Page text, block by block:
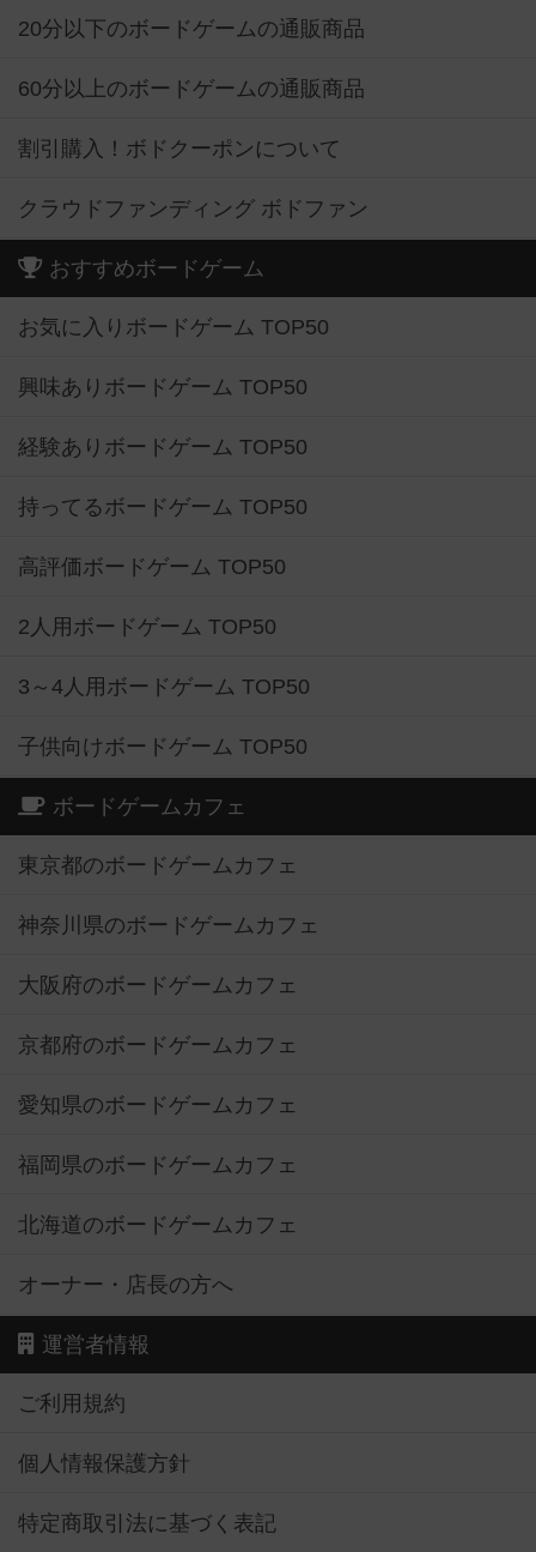
20分以下のボードゲームの通販商品
60分以上のボードゲームの通販商品
割引購入！ボドクーポンについて
クラウドファンディング ボドファン
おすすめボードゲーム
お気に入りボードゲーム TOP50
興味ありボードゲーム TOP50
経験ありボードゲーム TOP50
持ってるボードゲーム TOP50
高評価ボードゲーム TOP50
2人用ボードゲーム TOP50
3～4人用ボードゲーム TOP50
子供向けボードゲーム TOP50
ボードゲームカフェ
東京都のボードゲームカフェ
神奈川県のボードゲームカフェ
大阪府のボードゲームカフェ
京都府のボードゲームカフェ
愛知県のボードゲームカフェ
福岡県のボードゲームカフェ
北海道のボードゲームカフェ
オーナー・店長の方へ
運営者情報
ご利用規約
個人情報保護方針
特定商取引法に基づく表記